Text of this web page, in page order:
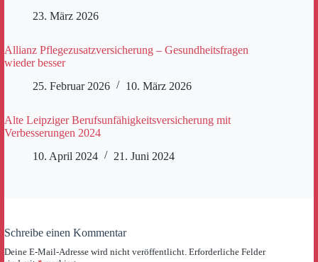
23. März 2026
Allianz Pflegezusatzversicherung – Gesundheitsfragen
wieder besser
25. Februar 2026
10. März 2026
Alte Leipziger Berufsunfähigkeitsversicherung mit
Verbesserungen 2024
10. April 2024
21. Juni 2024
Schreibe einen Kommentar
Deine E-Mail-Adresse wird nicht veröffentlicht. Erforderliche Felder